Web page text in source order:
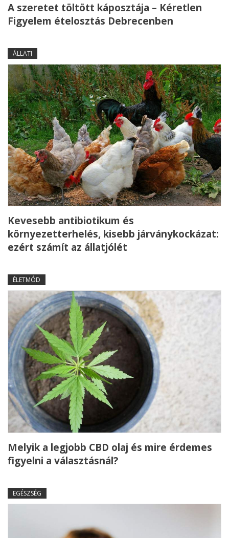
A szeretet töltött káposztája – Kéretlen
Figyelem ételosztás Debrecenben
ÁLLATI
Kevesebb antibiotikum és
környezetterhelés, kisebb járványkockázat:
ezért számít az állatjólét
ÉLETMÓD
Melyik a legjobb CBD olaj és mire érdemes
figyelni a választásnál?
EGÉSZSÉG